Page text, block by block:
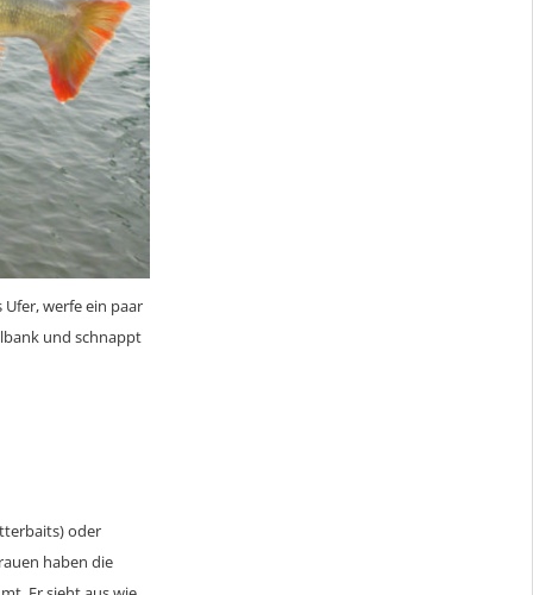
werfe ein paar
und schnappt
oder
haben die